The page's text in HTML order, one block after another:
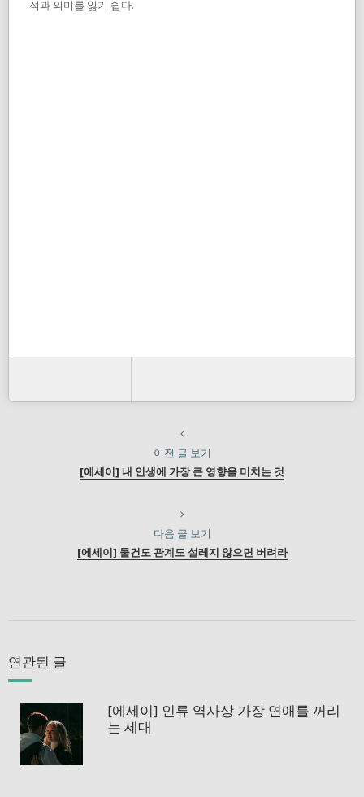
적과 의미를 잃기 쉽다.
이전 글 보기
[에세이] 내 인생에 가장 큰 영향을 미치는 것
다음 글 보기
[에세이] 물건도 관계도 설레지 않으면 버려라
연관된 글
[에세이] 인류 역사상 가장 연애를 꺼리
는 세대